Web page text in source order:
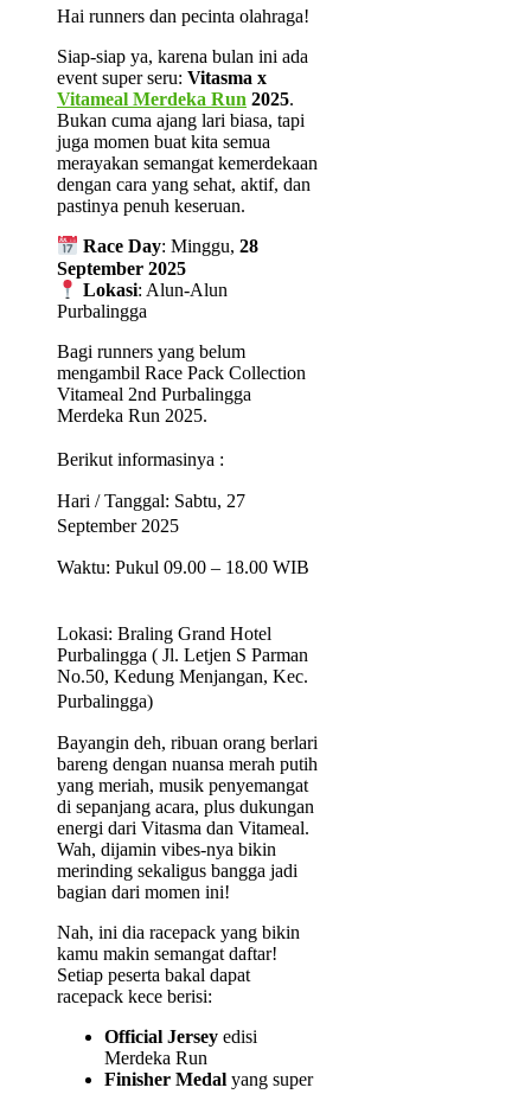
Hai runners dan pecinta olahraga!
Siap-siap ya, karena bulan ini ada
event super seru: Vitasma x
Vitameal Merdeka Run 2025.
Bukan cuma ajang lari biasa, tapi
juga momen buat kita semua
merayakan semangat kemerdekaan
dengan cara yang sehat, aktif, dan
pastinya penuh keseruan.
Race Day: Minggu,28
September 2025
Lokasi: Alun-Alun
Purbalingga
Bagi runners yang belum
mengambil Race Pack Collection
Vitameal 2nd Purbalingga
Merdeka Run 2025.
Berikut informasinya :
Hari / Tanggal: Sabtu, 27
September 2025
Waktu: Pukul 09.00 – 18.00 WIB
Lokasi: Braling Grand Hotel
Purbalingga ( Jl. Letjen S Parman
No.50, Kedung Menjangan, Kec.
Purbalingga)
Bayangin deh, ribuan orang berlari
bareng dengan nuansa merah putih
yang meriah, musik penyemangat
di sepanjang acara, plus dukungan
energi dari Vitasma dan Vitameal.
Wah, dijamin vibes-nya bikin
merinding sekaligus bangga jadi
bagian dari momen ini!
Nah, ini dia racepack yang bikin
kamu makin semangat daftar!
Setiap peserta bakal dapat
racepack kece berisi:
Official Jersey edisi
Merdeka Run
Finisher Medal yang super